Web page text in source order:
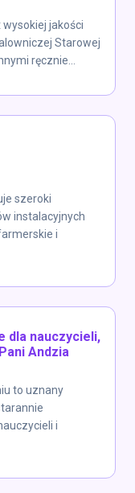
jakości
Starowej
ręcznie...
szeroki
instalacyjnych
i
dla nauczycieli,
Andzia
to uznany
i